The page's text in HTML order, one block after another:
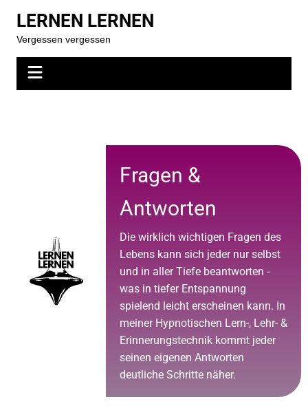
LERNEN LERNEN
Vergessen vergessen
Fragen &
Antworten
Die wirklich wichtigen Fragen des
Lebens kann sich jeder nur selbst
und in aller Tiefe beantworten -
was in tiefer Entspannung
spielend leicht erscheinen kann. In
meiner Hypnotischen Lern-, Lehr- &
Erinnerungstechnik kommt jeder
seinen eigenen Antworten
deutliche Schritte näher.